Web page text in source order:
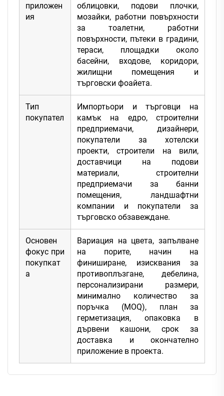
приложен
ия
облицовки, подови плочки,
мозайки, работни повърхности
за тоалетни, работни
повърхности, пътеки в градини,
тераси, площадки около
басейни, входове, коридори,
жилищни помещения и
търговски фоайета.
Тип
покупател
Импортьори и търговци на
камък на едро, строителни
предприемачи, дизайнери,
покупатели за хотелски
проекти, строители на вили,
доставчици на подови
материали, строителни
предприемачи за банни
помещения, ландшафтни
компании и покупатели за
търговско обзавеждане.
Основен
фокус при
покупкат
а
Вариация на цвета, запълване
на порите, начин на
финиширане, изисквания за
противоплъзгане, дебелина,
персонализирани размери,
минимално количество за
поръчка (MOQ), план за
герметизация, опаковка в
дървени кашони, срок за
доставка и окончателно
приложение в проекта.